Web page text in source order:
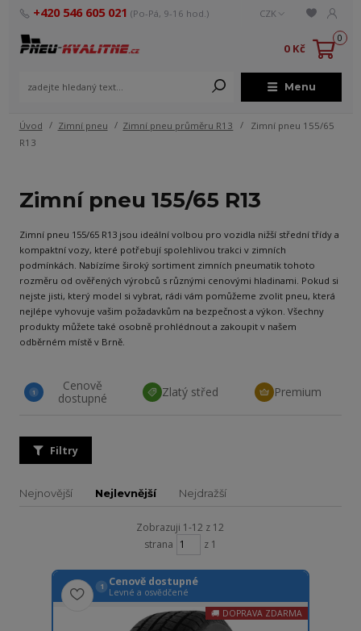
Menu
CZK
+420 546 605 021 (Po-Pá, 9-16 hod.)
0
0 Kč
Úvod Zimní pneu Zimní pneu průměru R13
Zimní pneu 155/65
R13
Zimní pneu 155/65 R13
Zimní pneu 155/65 R13 jsou ideální volbou pro vozidla nižší střední třídy a
kompaktní vozy, které potřebují spolehlivou trakci v zimních
podmínkách. Nabízíme široký sortiment zimních pneumatik tohoto
rozměru od ověřených výrobců s různými cenovými hladinami. Pokud si
nejste jisti, který model si vybrat, rádi vám pomůžeme zvolit pneu, která
nejlépe vyhovuje vašim požadavkům na bezpečnost a výkon. Všechny
produkty můžete také osobně prohlédnout a zakoupit v našem
odběrném místě v Brně.
1
Cenově
dostupné
Zlatý střed Premium
Filtry
Nejnovější Nejlevnější Nejdražší
Zobrazuji 1-12 z 12
strana
z 1
1 Cenově dostupné
Levné a osvědčené
DOPRAVA ZDARMA